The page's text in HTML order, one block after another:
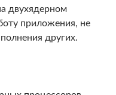
двухядерном
приложения, не
других.